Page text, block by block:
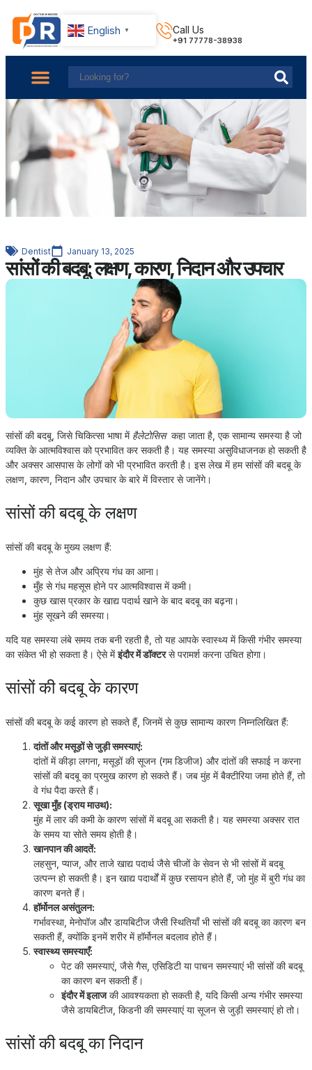
English ▼ Call Us
+91 77778-38938
Dentist January 13, 2025
सांसों की बदबू: लक्षण, कारण, निदान और उपचार
सांसों की बदबू, जिसे चिकित्सा भाषा में हैलेटोसिसकहा जाता है, एक सामान्य समस्या है जो
व्यक्ति के आत्मविश्वास को प्रभावित कर सकती है। यह समस्या असुविधाजनक हो सकती है
और अक्सर आसपास के लोगों को भी प्रभावित करती है। इस लेख में हम सांसों की बदबू के
लक्षण, कारण, निदान और उपचार के बारे में विस्तार से जानेंगे।
सांसों की बदबू के लक्षण
सांसों की बदबू के मुख्य लक्षण हैं:
मुंह से तेज और अप्रिय गंध का आना।
मुँह से गंध महसूस होने पर आत्मविश्वास में कमी।
कुछ खास प्रकार के खाद्य पदार्थ खाने के बाद बदबू का बढ़ना।
मुंह सूखने की समस्या।
यदि यह समस्या लंबे समय तक बनी रहती है, तो यह आपके स्वास्थ्य में किसी गंभीर समस्या
का संकेत भी हो सकता है। ऐसे मेंइंदौर में डॉक्टरसे परामर्श करना उचित होगा।
सांसों की बदबू के कारण
सांसों की बदबू के कई कारण हो सकते हैं, जिनमें से कुछ सामान्य कारण निम्नलिखित हैं:
दांतों और मसूड़ों से जुड़ी समस्याएं:
दांतों में कीड़ा लगना, मसूड़ों की सूजन (गम डिजीज) और दांतों की सफाई न करना
सांसों की बदबू का प्रमुख कारण हो सकते हैं। जब मुंह में बैक्टीरिया जमा होते हैं, तो
वे गंध पैदा करते हैं।
सूखा मुँह (ड्राय माउथ):
मुंह में लार की कमी के कारण सांसों में बदबू आ सकती है। यह समस्या अक्सर रात
के समय या सोते समय होती है।
खानपान की आदतें:
लहसुन, प्याज, और ताजे खाद्य पदार्थ जैसे चीजों के सेवन से भी सांसों में बदबू
उत्पन्न हो सकती है। इन खाद्य पदार्थों में कुछ रसायन होते हैं, जो मुंह में बुरी गंध का
कारण बनते हैं।
हॉर्मोनल असंतुलन:
गर्भावस्था, मेनोपॉज और डायबिटीज जैसी स्थितियाँ भी सांसों की बदबू का कारण बन
सकती हैं, क्योंकि इनमें शरीर में हॉर्मोनल बदलाव होते हैं।
स्वास्थ्य समस्याएँ:
पेट की समस्याएं, जैसे गैस, एसिडिटी या पाचन समस्याएं भी सांसों की बदबू
का कारण बन सकती हैं।
इंदौर में इलाजकी आवश्यकता हो सकती है, यदि किसी अन्य गंभीर समस्या
जैसे डायबिटीज, किडनी की समस्याएं या सूजन से जुड़ी समस्याएं हो तो।
सांसों की बदबू का निदान